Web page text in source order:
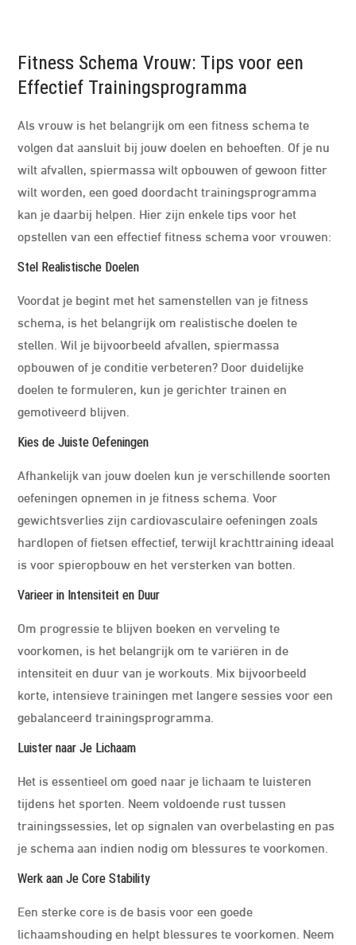
Fitness Schema Vrouw: Tips voor een
Effectief Trainingsprogramma
Als vrouw is het belangrijk om een fitness schema te
volgen dat aansluit bij jouw doelen en behoeften. Of je nu
wilt afvallen, spiermassa wilt opbouwen of gewoon fitter
wilt worden, een goed doordacht trainingsprogramma
kan je daarbij helpen. Hier zijn enkele tips voor het
opstellen van een effectief fitness schema voor vrouwen:
Stel Realistische Doelen
Voordat je begint met het samenstellen van je fitness
schema, is het belangrijk om realistische doelen te
stellen. Wil je bijvoorbeeld afvallen, spiermassa
opbouwen of je conditie verbeteren? Door duidelijke
doelen te formuleren, kun je gerichter trainen en
gemotiveerd blijven.
Kies de Juiste Oefeningen
Afhankelijk van jouw doelen kun je verschillende soorten
oefeningen opnemen in je fitness schema. Voor
gewichtsverlies zijn cardiovasculaire oefeningen zoals
hardlopen of fietsen effectief, terwijl krachttraining ideaal
is voor spieropbouw en het versterken van botten.
Varieer in Intensiteit en Duur
Om progressie te blijven boeken en verveling te
voorkomen, is het belangrijk om te variëren in de
intensiteit en duur van je workouts. Mix bijvoorbeeld
korte, intensieve trainingen met langere sessies voor een
gebalanceerd trainingsprogramma.
Luister naar Je Lichaam
Het is essentieel om goed naar je lichaam te luisteren
tijdens het sporten. Neem voldoende rust tussen
trainingssessies, let op signalen van overbelasting en pas
je schema aan indien nodig om blessures te voorkomen.
Werk aan Je Core Stability
Een sterke core is de basis voor een goede
lichaamshouding en helpt blessures te voorkomen. Neem